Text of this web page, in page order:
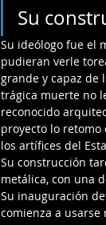
Su
Su ideólogo fue el
pudieran verle
grande y capaz de
trágica muerte no
reconocido
proyecto lo
los artífices del
Su construcción
metálica, con una
Su inauguración
comienza a